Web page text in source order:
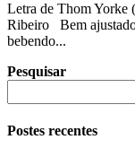
Letra de Thom Yorke
Ribeiro Bem
bebendo...
Pesquisar
Postes recentes